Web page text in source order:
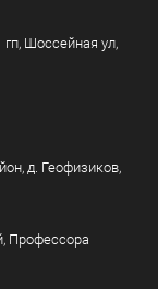
Шоссейная ул,
д. Геофизиков,
Профессора